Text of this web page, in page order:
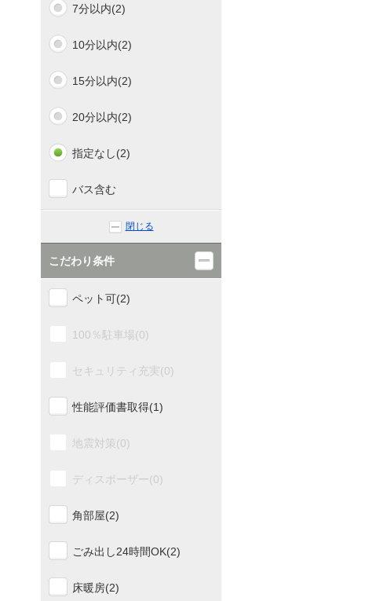
7分以内(2)
10分以内(2)
15分以内(2)
20分以内(2)
指定なし(2)
バス含む
閉じる
こだわり条件
ペット可(2)
100％駐車場(0)
セキュリティ充実(0)
性能評価書取得(1)
地震対策(0)
ディスポーザー(0)
角部屋(2)
ごみ出し24時間OK(2)
床暖房(2)